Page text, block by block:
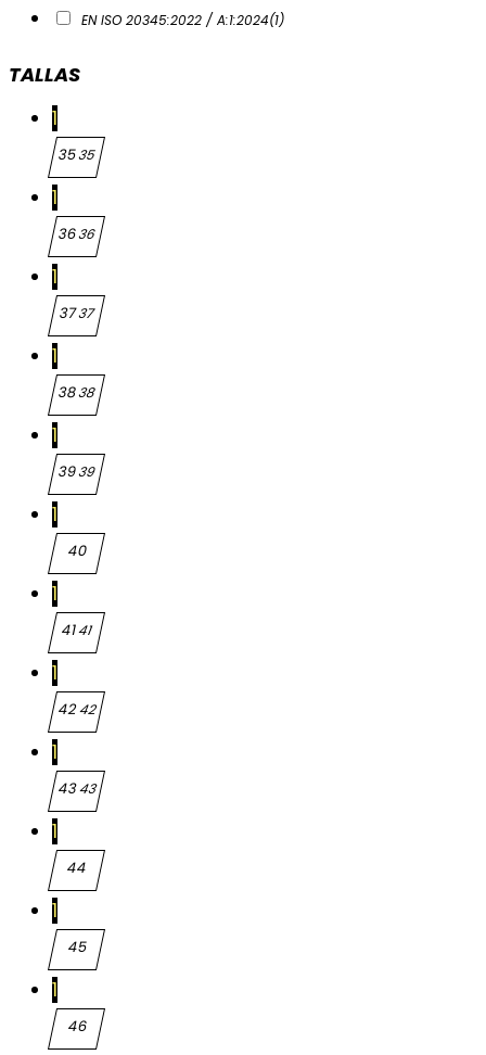
EN ISO 20345:2022 / A:1:2024(1)
TALLAS
1
3535
1
3636
1
3737
1
3838
1
3939
1
40
40
1
4141
1
4242
1
4343
1
44
44
1
45
45
1
46